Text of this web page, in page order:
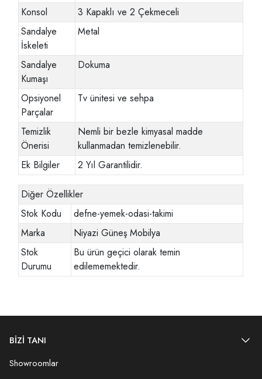
Konsol
3 Kapaklı ve 2 Çekmeceli
Sandalye
İskeleti
Metal
Sandalye
Kumaşı
Dokuma
Opsiyonel
Parçalar
Tv ünitesi ve sehpa
Temizlik
Önerisi
Nemli bir bezle kimyasal madde
kullanmadan temizlenebilir.
Ek Bilgiler
2 Yıl Garantilidir.
Diğer Özellikler
Stok Kodu
defne-yemek-odasi-takimi
Marka
Niyazi Güneş Mobilya
Stok
Durumu
Bu ürün geçici olarak temin
edilememektedir.
BİZİ TANI
Showroomlar